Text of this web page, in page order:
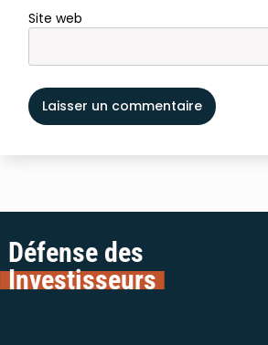
Site web
Défense des
Investisseurs